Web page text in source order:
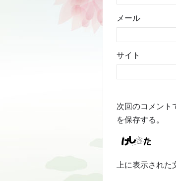
メール
サイト
次回のコメント
を保存する。
上に表示された